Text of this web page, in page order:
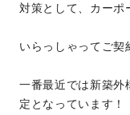
対策として、カーポ
いらっしゃってご契
一番最近では新築外
定となっています！